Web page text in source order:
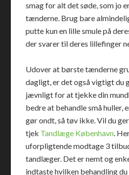
smag for alt det søde, som jo
tænderne. Brug bare
putte kun en lille smule på
der svarer til deres lillefinger
Udover at børste tænderne
dagligt, er det også vigtigt du
jævnligt for at tjekke din
bedre at behandle små huller,
gør ondt, så tøv ikke. Vil du
tjek Tandlæge København.
uforpligtende modtage 3
tandlæger. Det er nemt og
indtaste hvilken behandling